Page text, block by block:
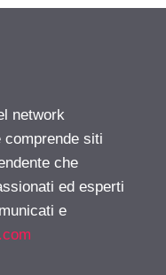
network
siti
che
ed esperti
e